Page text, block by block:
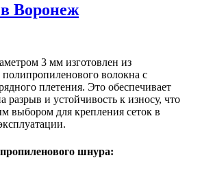
Воронеж
3 мм изготовлен из
полипропиленового волокна с
плетения. Это обеспечивает
разрыв и устойчивость к износу, что
выбором для крепления сеток в
шнура: